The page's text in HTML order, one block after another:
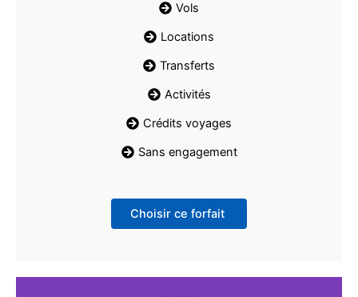
Vols
Locations
Transferts
Activités
Crédits voyages
Sans engagement
Choisir ce forfait